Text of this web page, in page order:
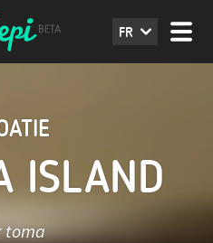
FR
ISLAND
toma